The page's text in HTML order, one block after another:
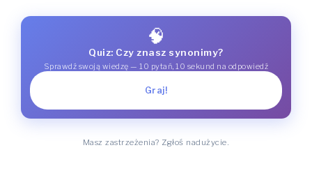
🧠
Quiz: Czy znasz synonimy?
Sprawdź swoją wiedzę — 10 pytań, 10 sekund na odpowiedź
Graj!
Masz zastrzeżenia? Zgłoś nadużycie.